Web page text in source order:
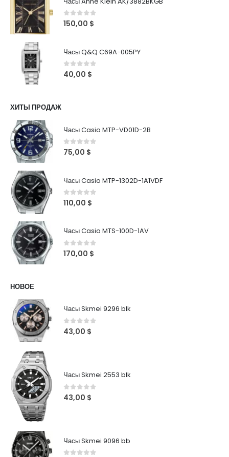
0out of 5
150,00 $
Часы Q&Q C69A-005PY
0 out of 5
40,00 $
ХИТЫ ПРОДАЖ
Часы Casio MTP-VD01D-2B
0out of 5
75,00 $
Часы Casio MTP-1302D-1A1VDF
0out of 5
110,00 $
Часы Casio MTS-100D-1AV
0out of 5
170,00 $
НОВОЕ
Часы Skmei 9296 blk
0 out of 5
43,00 $
Часы Skmei 2553 blk
0 out of 5
43,00 $
Часы Skmei 9096 bb